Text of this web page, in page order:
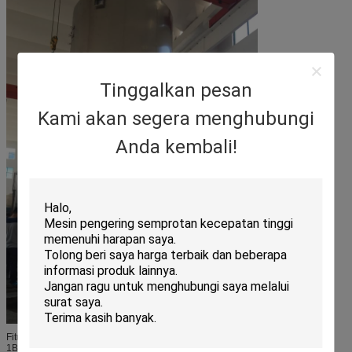
Tinggalkan pesan
Kami akan segera menghubungi
Anda kembali!
Fitur Utama
1Berbagai jenis larutan, suspensi, emulsi dan bahan pasta krim dapat